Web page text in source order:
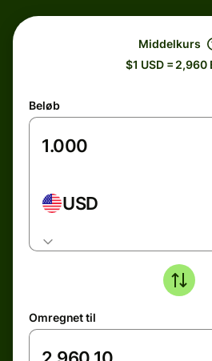
Middelkurs
$1 USD = 2,960
Beløb
USD
Omregnet til